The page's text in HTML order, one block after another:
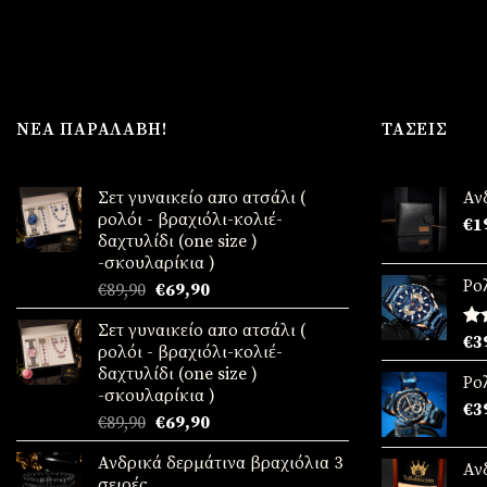
ΝΈΑ ΠΑΡΑΛΑΒΉ!
Σετ γυναικείο απο ατσάλι (
ρολόι - βραχιόλι-κολιέ-
δαχτυλίδι (one size )
-σκουλαρίκια )
€89,90 Original
price
was:
€89,90.
€69,90Η
τρέχουσα
τιμή
είναι:
€69,90.
Σετ γυναικείο απο ατσάλι (
ρολόι - βραχιόλι-κολιέ-
δαχτυλίδι (one size )
-σκουλαρίκια )
€89,90 Original
price
was:
€69,90Η
τρέχουσα
τιμή
Ανδρικά δερμάτινα βραχιόλια 3
ΤΆΣΕΙΣ
€
€
€